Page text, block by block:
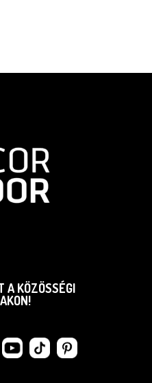
A KÖZÖSSÉGI